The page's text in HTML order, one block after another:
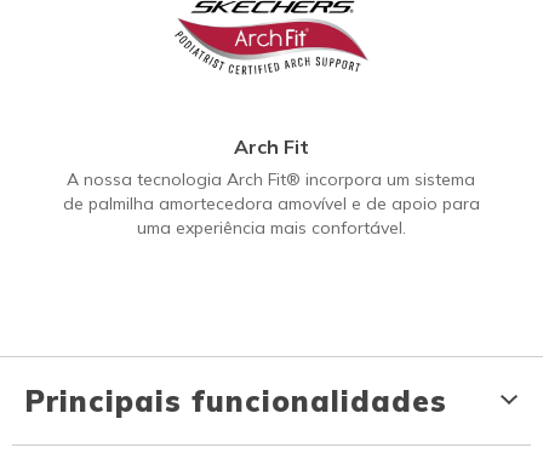
Arch Fit
A nossa tecnologia Arch Fit® incorpora um sistema
de palmilha amortecedora amovível e de apoio para
uma experiência mais confortável.
Principais funcionalidades